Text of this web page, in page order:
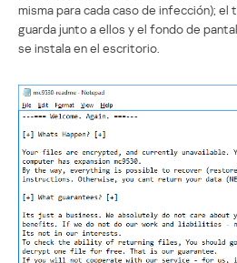
misma para cada caso de infección); el
guarda junto a ellos y el fondo de
se instala en el escritorio.